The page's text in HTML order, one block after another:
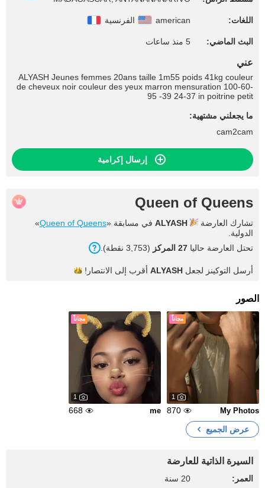
اللغات: american الفرنسية
البث الماضي: 5 منذ ساعات
عني
ALYASH Jeunes femmes 20ans taille 1m55 poids 41kg couleur
de cheveux noir couleur des yeux marron mensuration 100-60-
95 -39 24-37 in poitrine petit
ما يجعلني مشتهية:
cam2cam
إرسال إكرامية
Queen of Queens
تشارك العارضة ALYASH في مسابقة «Queen of Queens
»
الدولية.
تحتل العارضة حاليا 27 المركز (3,753 نقطة).
أرسل التوكينز لجعل ALYASH أقرب إلى الانتصار!
الصور
مجاناً
1
My Photos
870
مجاناً
1
me
668
عرض الجميع
السيرة الذاتية للعارضة
العمر: 20 سنة